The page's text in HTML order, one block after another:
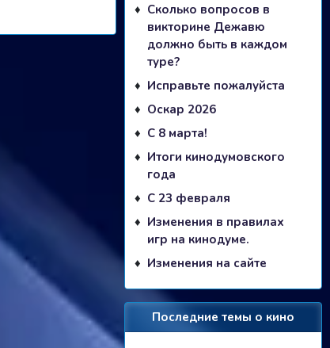
Сколько вопросов в
викторине Дежавю
должно быть в каждом
туре?
Исправьте пожалуйста
Оскар 2026
С 8 марта!
Итоги кинодумовского
года
С 23 февраля
Изменения в правилах
игр на кинодуме.
Изменения на сайте
Последние темы о кино